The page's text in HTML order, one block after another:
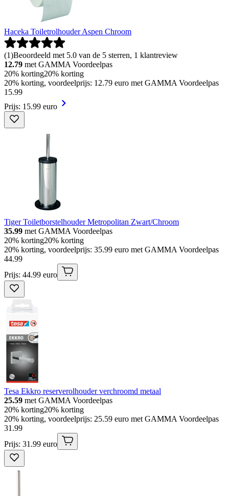
Haceka Toiletrolhouder Aspen Chroom
(1)Beoordeeld met 5.0 van de 5 sterren, 1 klantreview
12.79 met GAMMA Voordeelpas
20% korting20% korting
20% korting, voordeelprijs: 12.79 euro met GAMMA Voordeelpas
15.99
Prijs: 15.99 euro
Tiger Toiletborstelhouder Metropolitan Zwart/Chroom
35.99 met GAMMA Voordeelpas
20% korting20% korting
20% korting, voordeelprijs: 35.99 euro met GAMMA Voordeelpas
44.99
Prijs: 44.99 euro
Tesa Ekkro reserverolhouder verchroomd metaal
25.59 met GAMMA Voordeelpas
20% korting20% korting
20% korting, voordeelprijs: 25.59 euro met GAMMA Voordeelpas
31 .99
Prijs: 31.99 euro